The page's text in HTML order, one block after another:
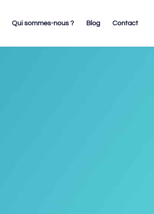
Qui sommes-nous ? Blog Contact